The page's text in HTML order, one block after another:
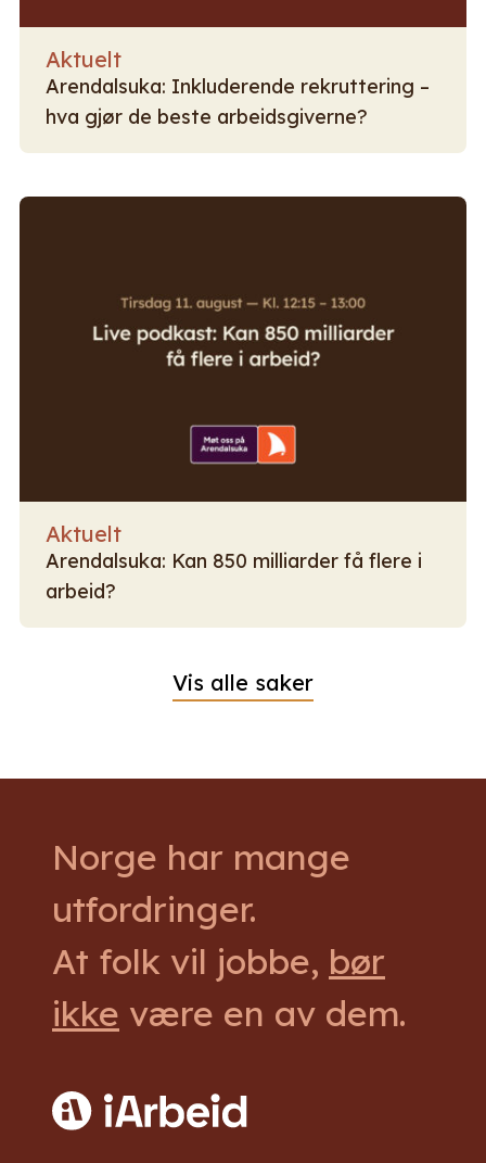
Aktuelt
Arendalsuka: Inkluderende rekruttering –
hva gjør de beste arbeidsgiverne?
Aktuelt
Arendalsuka: Kan 850 milliarder få flere i
arbeid?
Vis alle saker
Norge har mange
utfordringer.
At folk vil jobbe, bør
ikke være en av dem.